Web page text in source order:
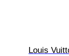
Louis